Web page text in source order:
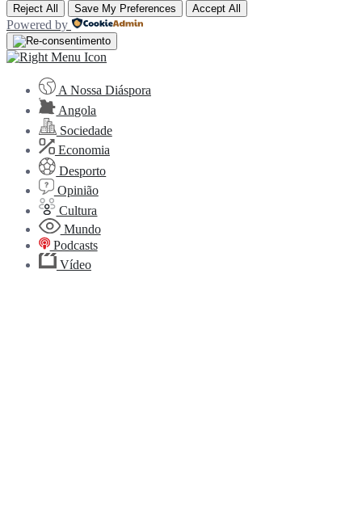
Reject All Save My Preferences Accept All
Powered by
A Nossa Diáspora
Angola
Sociedade
Economia
Desporto
Opinião
Cultura
Mundo
Podcasts
Vídeo